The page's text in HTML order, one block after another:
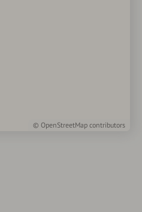
© OpenStreetMap contributors